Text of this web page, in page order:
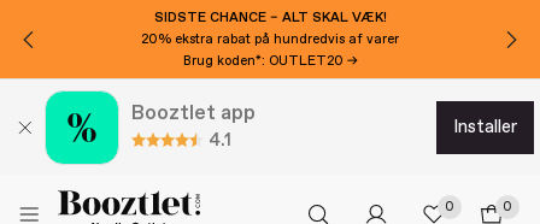
SIDSTE CHANCE – ALT SKAL VÆK!
20% ekstra rabat på hundredvis af varer
Brug koden*: OUTLET20 →
Booztlet app
4.1
installer
0 0